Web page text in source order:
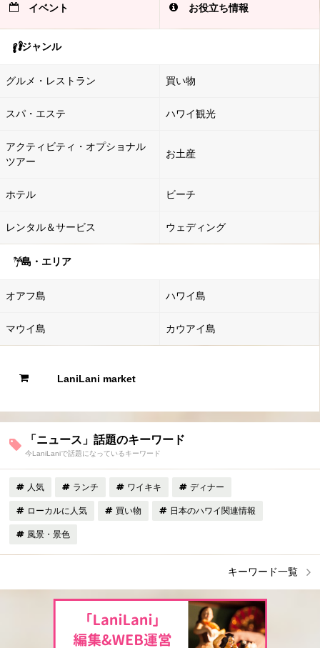
イベント お役立ち情報
ジャンル
グルメ・レストラン 買い物
スパ・エステ ハワイ観光
アクティビティ・オプショナル
ツアー
お土産
ホテル ビーチ
レンタル＆サービス ウェディング
島・エリア
オアフ島 ハワイ島
マウイ島 カウアイ島
LaniLani market
「ニュース」話題のキーワード
今LaniLaniで話題になっているキーワード
人気 ランチ ワイキキ ディナー
ローカルに人気 買い物 日本のハワイ関連情報
風景・景色
キーワード一覧